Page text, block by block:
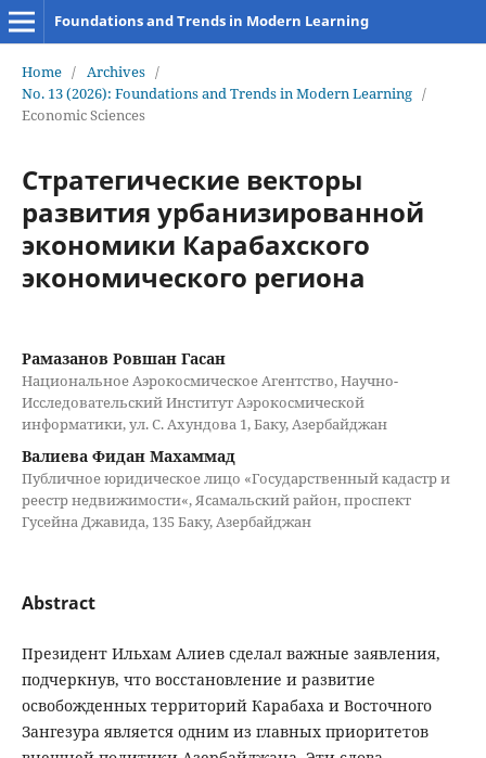
Foundations and Trends in Modern Learning
Home / Archives /
No. 13 (2026): Foundations and Trends in Modern Learning /
Economic Sciences
Стратегические векторы
развития урбанизированной
экономики Карабахского
экономического региона
Рамазанов Ровшан Гасан
Национальное Аэрокосмическое Агентство, Научно-
Исследовательский Институт Аэрокосмической
информатики, ул. С. Ахундова 1, Баку, Азербайджан
Валиева Фидан Мaхаммад
Публичное юридическое лицо «Государственный кадастр и
реестр недвижимости«, Ясамальский район, проспект
Гусейна Джавида, 135 Баку, Азербайджан
Abstract
Президент Ильхам Алиев сделал важные заявления,
подчеркнув, что восстановление и развитие
освобожденных территорий Карабаха и Восточного
Зангезура является одним из главных приоритетов